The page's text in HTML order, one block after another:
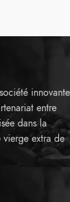
innovante
entre
dans la
extra de